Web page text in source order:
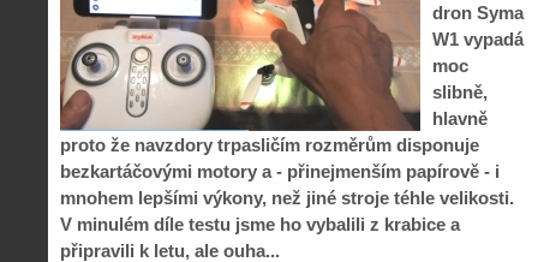
dron Syma
W1 vypadá
moc
slibně,
hlavně
proto že navzdory trpasličím rozměrům disponuje
bezkartáčovými motory a - přinejmenším papírově - i
mnohem lepšími výkony, než jiné stroje téhle velikosti.
V minulém díle testu jsme ho vybalili z krabice a
připravili k letu, ale ouha...